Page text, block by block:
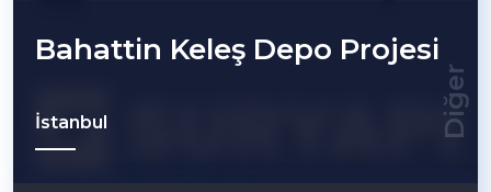
Diğer
Bahattin Keleş Depo Projesi
İstanbul